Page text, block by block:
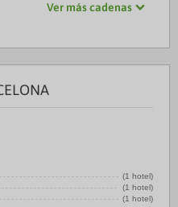
Ver más cadenas
(1 hotel)
(1 hotel)
(1 hotel)